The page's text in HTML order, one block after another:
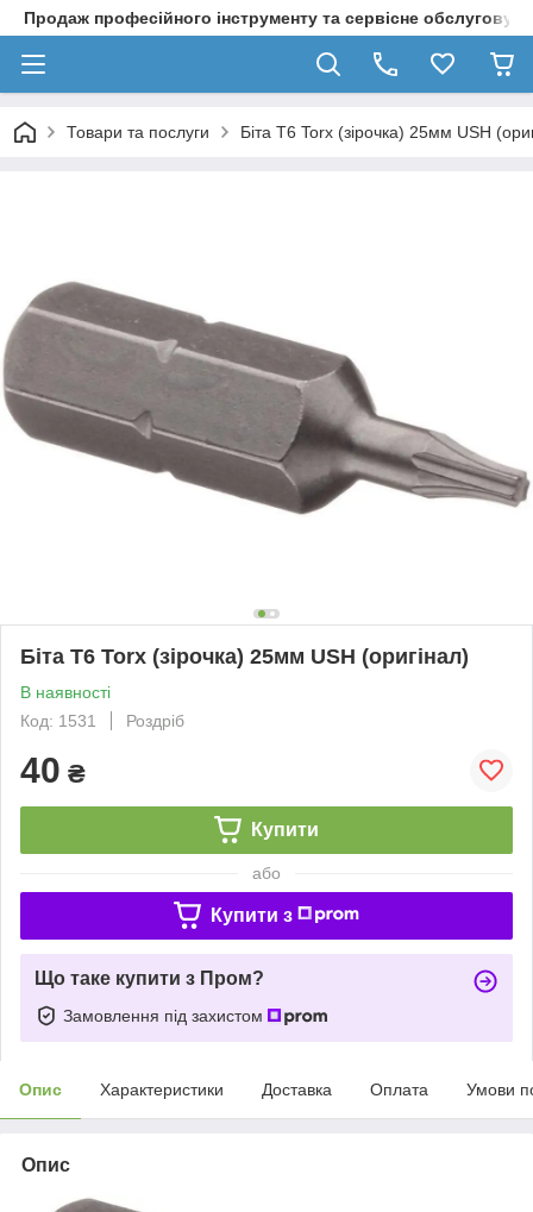
Продаж професійного інструменту та сервісне
Товари та послуги Біта T6 Torx (зірочка) 25мм USH
Біта T6 Torx (зірочка) 25мм USH (оригінал)
В наявності
Код: 1531
Роздріб
40 ₴
Купити
або
Купити з
Що таке купити з Пром?
Замовлення під захистом
Опис Характеристики Доставка Оплата Умови
Опис